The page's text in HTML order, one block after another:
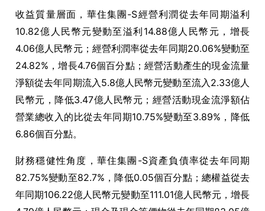
收益質量層面，華住集團-S經營利潤從去年同期溢利
10.82億人民幣元變動至溢利14.88億人民幣元，增長
4.06億人民幣元；經營利潤率從去年同期20.06%變動至
24.82%，增長4.76個百分點；經營活動產生的現金流量
淨額從去年同期流入5.8億人民幣元變動至流入2.33億人
民幣元，降低3.47億人民幣元；經營活動現金流淨額佔
營業總收入的比從去年同期10.75%變動至3.89%，降低
6.86個百分點。
財務穩健性角度，華住集團-S資產負債率從去年同期
82.75%變動至82.7%，降低0.05個百分點；總權益從去
年同期106.22億人民幣元變動至111.01億人民幣元，增長